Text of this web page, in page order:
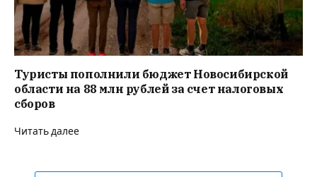
Туристы пополнили бюджет Новосибирской
области на 88 млн рублей за счет налоговых
сборов
Читать далее